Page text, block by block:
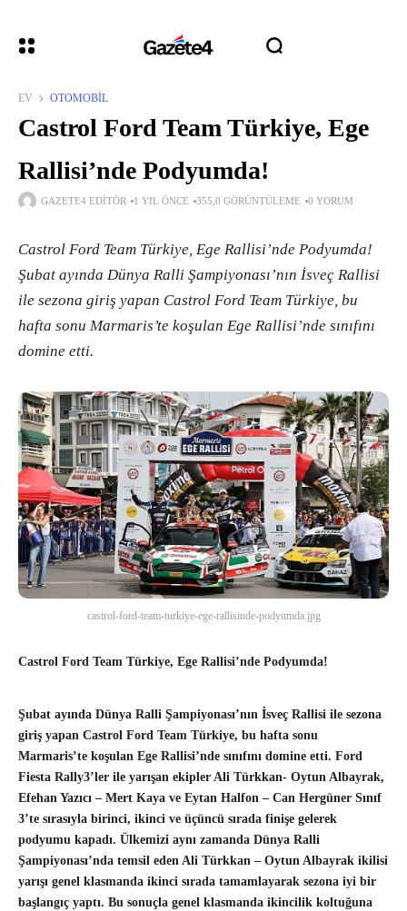
EV OTOMOBIL
Castrol Ford Team Türkiye, Ege
Rallisi’nde Podyumda!
GAZETE4 EDITÖR 1 YIL ÖNCE 355,0 GÖRÜNTÜLEME 0 YORUM
Castrol Ford Team Türkiye, Ege Rallisi’nde Podyumda!
Şubat ayında Dünya Ralli Şampiyonası’nın İsveç Rallisi
ile sezona giriş yapan Castrol Ford Team Türkiye, bu
hafta sonu Marmaris’te koşulan Ege Rallisi’nde sınıfını
domine etti.
castrol-ford-team-turkiye-ege-rallisinde-podyumda.jpg
Castrol Ford Team Türkiye, Ege Rallisi’nde Podyumda!
Şubat ayında Dünya Ralli Şampiyonası’nın İsveç Rallisi ile sezona
giriş yapan Castrol Ford Team Türkiye, bu hafta sonu
Marmaris’te koşulan Ege Rallisi’nde sınıfını domine etti. Ford
Fiesta Rally3’ler ile yarışan ekipler Ali Türkkan- Oytun Albayrak,
Efehan Yazıcı – Mert Kaya ve Eytan Halfon – Can Hergüner Sınıf
3’te sırasıyla birinci, ikinci ve üçüncü sırada finişe gelerek
podyumu kapadı. Ülkemizi aynı zamanda Dünya Ralli
Şampiyonası’nda temsil eden Ali Türkkan – Oytun Albayrak ikilisi
yarışı genel klasmanda ikinci sırada tamamlayarak sezona iyi bir
başlangıç yaptı. Bu sonuçla genel klasmanda ikincilik koltuğuna